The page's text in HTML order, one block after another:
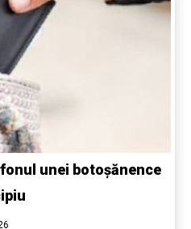
unei botoșănence